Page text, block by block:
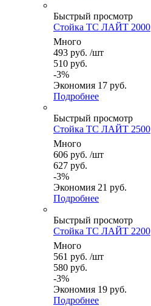
Быстрый просмотр
Стойка ТС ЛАЙТ 2000
Много
493 руб. /шт
510 руб.
-3%
Экономия 17 руб.
Подробнее
Быстрый просмотр
Стойка ТС ЛАЙТ 2500
Много
606 руб. /шт
627 руб.
-3%
Экономия 21 руб.
Подробнее
Быстрый просмотр
Стойка ТС ЛАЙТ 2200
Много
561 руб. /шт
580 руб.
-3%
Экономия 19 руб.
Подробнее